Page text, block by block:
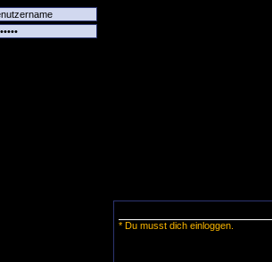
* Du musst dich einloggen.